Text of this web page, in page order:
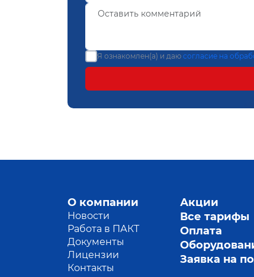
Я ознакомлен(а) и даю согласие на
О компании
Новости
Работа в ПАКТ
Документы
Лицензии
Контакты
Акции
Все тарифы
Оплата
Заявка на